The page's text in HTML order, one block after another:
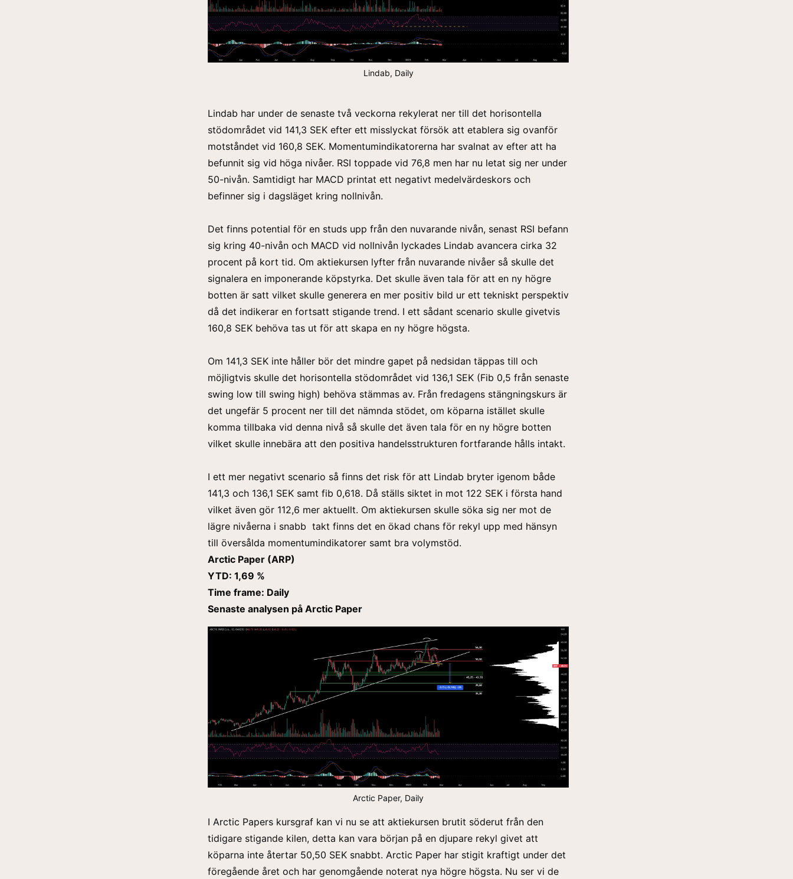
Lindab, Daily
Lindab har under de senaste två veckorna rekylerat ner till det horisontella
stödområdet vid 141,3 SEK efter ett misslyckat försök att etablera sig ovanför
motståndet vid 160,8 SEK. Momentumindikatorerna har svalnat av efter att ha
befunnit sig vid höga nivåer. RSI toppade vid 76,8 men har nu letat sig ner under
50-nivån. Samtidigt har MACD printat ett negativt medelvärdeskors och
befinner sig i dagsläget kring nollnivån.
Det finns potential för en studs upp från den nuvarande nivån, senast RSI befann
sig kring 40-nivån och MACD vid nollnivån lyckades Lindab avancera cirka 32
procent på kort tid. Om aktiekursen lyfter från nuvarande nivåer så skulle det
signalera en imponerande köpstyrka. Det skulle även tala för att en ny högre
botten är satt vilket skulle generera en mer positiv bild ur ett tekniskt perspektiv
då det indikerar en fortsatt stigande trend. I ett sådant scenario skulle givetvis
160,8 SEK behöva tas ut för att skapa en ny högre högsta.
Om 141,3 SEK inte håller bör det mindre gapet på nedsidan täppas till och
möjligtvis skulle det horisontella stödområdet vid 136,1 SEK (Fib 0,5 från senaste
swing low till swing high) behöva stämmas av. Från fredagens stängningskurs är
det ungefär 5 procent ner till det nämnda stödet, om köparna istället skulle
komma tillbaka vid denna nivå så skulle det även tala för en ny högre botten
vilket skulle innebära att den positiva handelsstrukturen fortfarande hålls intakt.
I ett mer negativt scenario så finns det risk för att Lindab bryter igenom både
141,3 och 136,1 SEK samt fib 0,618. Då ställs siktet in mot 122 SEK i första hand
vilket även gör 112,6 mer aktuellt. Om aktiekursen skulle söka sig ner mot de
lägre nivåerna i snabb takt finns det en ökad chans för rekyl upp med hänsyn
till översålda momentumindikatorer samt bra volymstöd.
Arctic Paper (ARP)
YTD: 1,69 %
Time frame: Daily
Senaste analysen på Arctic Paper
Arctic Paper, Daily
I Arctic Papers kursgraf kan vi nu se att aktiekursen brutit söderut från den
tidigare stigande kilen, detta kan vara början på en djupare rekyl givet att
köparna inte återtar 50,50 SEK snabbt. Arctic Paper har stigit kraftigt under det
föregående året och har genomgående noterat nya högre högsta. Nu ser vi de